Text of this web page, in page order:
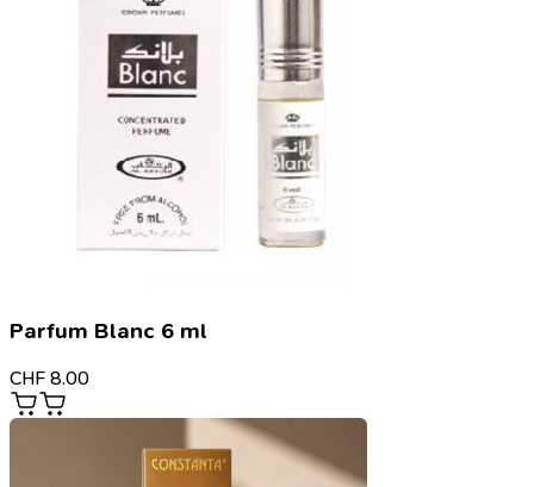
Parfum Blanc 6 ml
CHF 8.00